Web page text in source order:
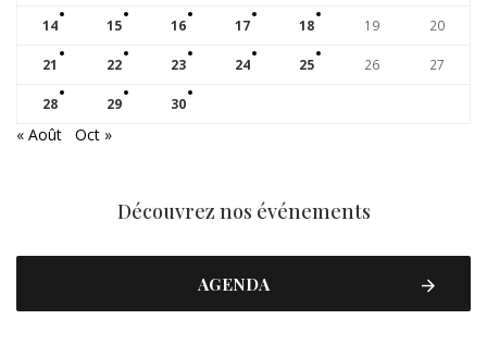
14 15 16 17 18 19 20
21 22 23 24 25 26 27
28 29 30
« Août Oct »
Découvrez nos événements
AGENDA